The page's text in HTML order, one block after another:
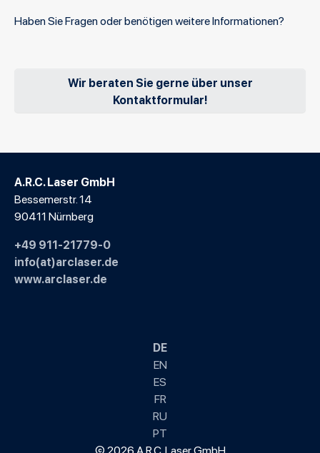
Haben Sie Fragen oder benötigen weitere Informationen?
Wir beraten Sie gerne über unser
Kontaktformular!
A.R.C. Laser GmbH
Bessemerstr. 14
90411 Nürnberg
+49 911-21779-0
info(at)arclaser.de
www.arclaser.de
DE
EN
ES
FR
RU
PT